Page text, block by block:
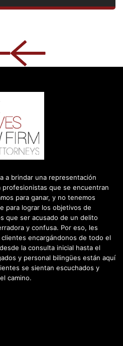
a brindar una representación
profesionistas que se encuentran
para ganar, y no tenemos
para lograr los objetivos de
que ser acusado de un delito
y confusa. Por eso, les
encargándonos de todo el
la consulta inicial hasta el
y personal bilingües están aquí
se sientan escuchados y
camino.